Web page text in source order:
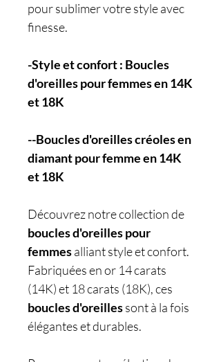
pour sublimer votre style avec
finesse.
-Style et confort : Boucles
d'oreilles pour femmes en 14K
et 18K
--Boucles d'oreilles créoles en
diamant pour femme en 14K
et 18K
Découvrez notre collection de
boucles d'oreilles pour
femmesalliant style et confort.
Fabriquées en or 14 carats
(14K) et 18 carats (18K), ces
boucles d'oreillessont à la fois
élégantes et durables.